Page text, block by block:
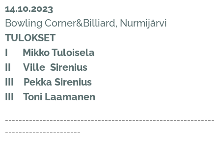
14.10.2023
Bowling Corner&Billiard, Nurmijärvi
TULOKSET
I Mikko Tuloisela
II Ville Sirenius
III Pekka Sirenius
III Toni Laamanen
-------------------------------------------------------------
----------------------